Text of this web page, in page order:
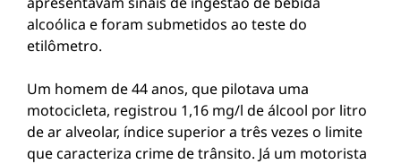
alcoólica e foram submetidos ao teste do
etilômetro.
Um homem de 44 anos, que pilotava uma
motocicleta, registrou 1,16 mg/l de álcool por litro
de ar alveolar, índice superior a três vezes o limite
que caracteriza crime de trânsito. Já um motorista